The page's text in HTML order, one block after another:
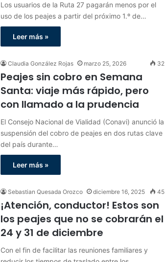
Los usuarios de la Ruta 27 pagarán menos por el
uso de los peajes a partir del próximo 1.º de…
Leer más »
Claudia González Rojas marzo 25, 2026 32
Peajes sin cobro en Semana
Santa: viaje más rápido, pero
con llamado a la prudencia
El Consejo Nacional de Vialidad (Conavi) anunció la
suspensión del cobro de peajes en dos rutas clave
del país durante…
Leer más »
Sebastian Quesada Orozco diciembre 16, 2025 45
¡Atención, conductor! Estos son
los peajes que no se cobrarán el
24 y 31 de diciembre
Con el fin de facilitar las reuniones familiares y